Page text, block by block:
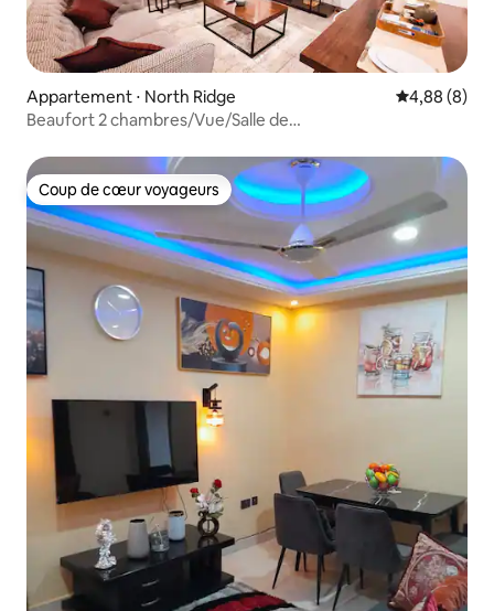
Appartement ⋅ North Ridge Évaluation
4,88 (8)
Beaufort 2 chambres/Vue/Salle de
Coup de cœur voyageurs
Coup de cœur voyageurs